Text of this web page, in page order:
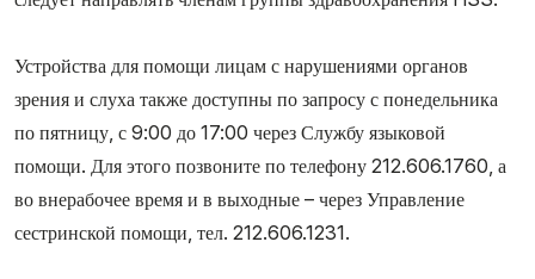
Устройства для помощи лицам с нарушениями органов
зрения и слуха также доступны по запросу с понедельника
по пятницу, с 9:00 до 17:00 через Службу языковой
помощи. Для этого позвоните по телефону 212.606.1760, а
во внерабочее время и в выходные – через Управление
сестринской помощи, тел. 212.606.1231.